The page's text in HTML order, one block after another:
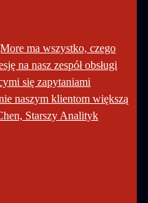
ma wszystko, czego
na nasz zespół obsługi
się zapytaniami
naszym klientom większą
Starszy Analityk